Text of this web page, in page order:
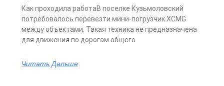
Как проходила работаВ поселке Кузьмоловский
потребовалось перевезти мини-погрузчик XCMG
между объектами. Такая техника не предназначена
для движения по дорогам общего
Читать Дальше